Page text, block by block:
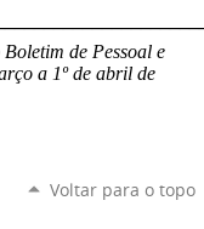
de Pessoal e
a 1º de abril de
Voltar para o topo